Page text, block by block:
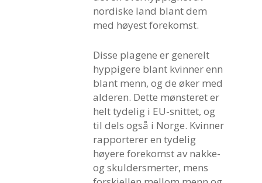
nordiske land blant dem
med høyest forekomst.
Disse plagene er generelt
hyppigere blant kvinner enn
blant menn, og de øker med
alderen. Dette mønsteret er
helt tydelig i EU-snittet, og
til dels også i Norge. Kvinner
rapporterer en tydelig
høyere forekomst av nakke-
og skuldersmerter, mens